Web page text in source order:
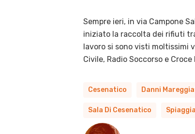
Sempre ieri, in via Campone
iniziato la raccolta dei rifiuti
lavoro si sono visti moltissimi
Civile, Radio Soccorso e Croce
Cesenatico Danni
Sala Di Cesenatico Spiaggia